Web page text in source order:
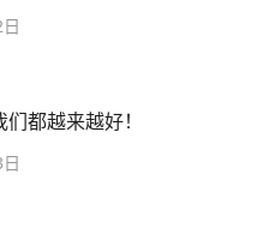
都越来越好！